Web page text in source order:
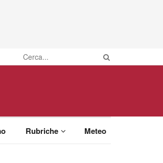
Rubriche Meteo